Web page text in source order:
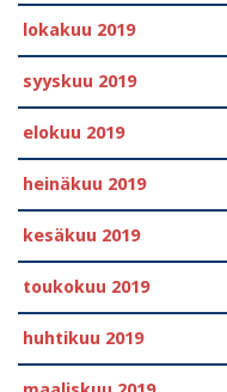
lokakuu 2019
syyskuu 2019
elokuu 2019
heinäkuu 2019
kesäkuu 2019
toukokuu 2019
huhtikuu 2019